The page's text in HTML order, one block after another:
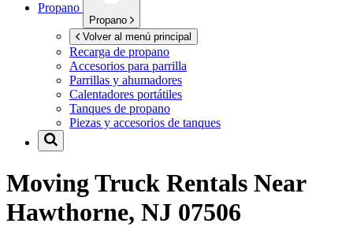
Propano
Propano
Volver al menú principal
Recarga de propano
Accesorios para parrilla
Parrillas y ahumadores
Calentadores portátiles
Tanques de propano
Piezas y accesorios de tanques
Moving Truck Rentals Near
Hawthorne, NJ 07506